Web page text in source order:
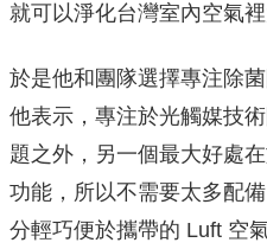
就可以淨化台灣室內空氣裡
於是他和團隊選擇專注除
他表示，專注於光觸媒技
題之外，另一個最大好處
功能，所以不需要太多配
分輕巧便於攜帶的 Luft 空